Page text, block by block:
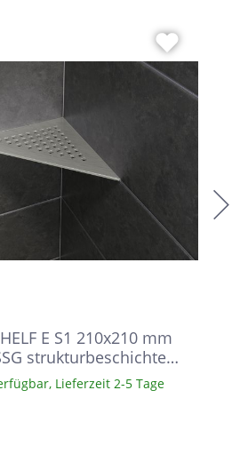
E S1 210x210 mm
strukturbeschichtet
Duschablage
Lieferzeit 2-5 Tage